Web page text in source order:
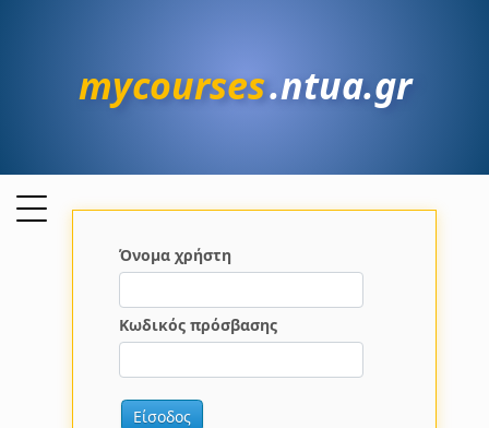
mycourses.ntua.gr
Όνομα χρήστη
Κωδικός πρόσβασης